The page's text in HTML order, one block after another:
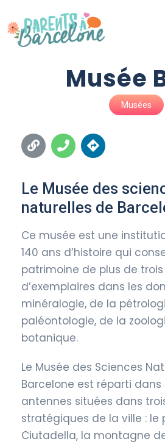
Musée
Musées
Le Musée des
naturelles de
Ce musée est une
140 ans d’histoire qui
patrimoine de plus de
d’exemplaires dans les
minéralogie, de la
paléontologie, de la
botanique.
Le Musée des Sciences
Barcelone est réparti
antennes situées dans
stratégiques de la ville : le
Ciutadella, la montagne